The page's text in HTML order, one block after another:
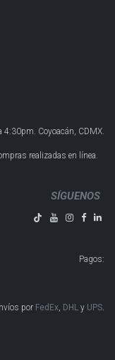
4:30pm. Coyoacán, CDMX.
realizadas en línea.
SÍGUENOS
Pagos:
por FedEx, DHL y UPS​​​​​​.